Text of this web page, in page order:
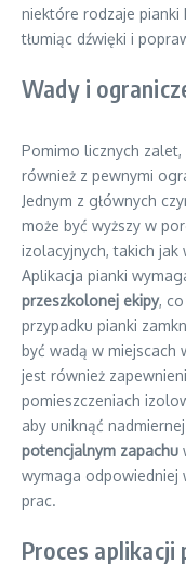
niektóre rodzaje pianki
tłumiąc dźwięki i
Wady i
Pomimo licznych zalet,
również z pewnymi
Jednym z głównych
może być wyższy w
izolacyjnych, takich jak
Aplikacja pianki
przeszkolonej ekipy,
przypadku pianki
być wadą w miejscach
jest również
pomieszczeniach
aby uniknąć
potencjalnym zapachu
wymaga odpowiedniej
prac.
Proces aplikacji